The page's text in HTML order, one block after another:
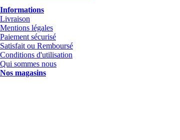
Informations
Livraison
Mentions légales
Paiement sécurisé
Satisfait ou Remboursé
Conditions d'utilisation
Qui sommes nous
Nos magasins